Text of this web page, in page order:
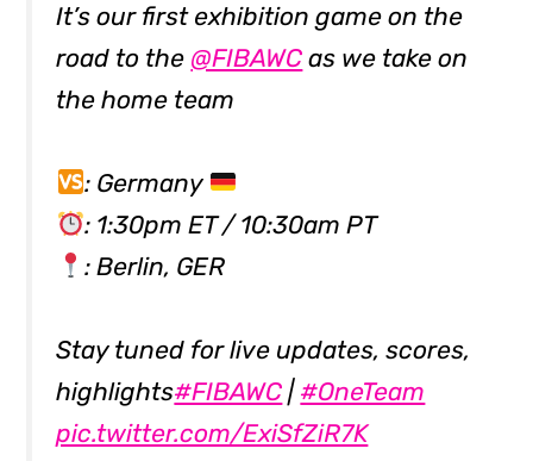
It’s our first exhibition game on the
road to the @FIBAWC as we take on
the home team
: Germany
: 1:30pm ET / 10:30am PT
: Berlin, GER
Stay tuned for live updates, scores,
highlights#FIBAWC | #OneTeam
pic.twitter.com/ExiSfZiR7K